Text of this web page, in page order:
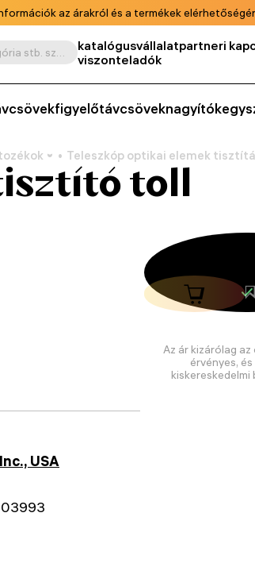
az árakról és a termékek
Keresés termék, cikkszám, kategória stb. szerint katalógusvállalatpartneri
viszonteladók
figyelőtávcsöveknagyítók
Teleszkóp optikai elemek
toll
Az ár kizárólag
érvényes,
USA